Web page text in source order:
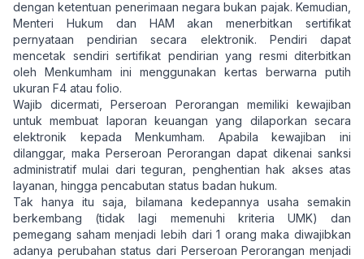
dengan ketentuan penerimaan negara bukan pajak. Kemudian,
Menteri Hukum dan HAM akan menerbitkan sertifikat
pernyataan pendirian secara elektronik. Pendiri dapat
mencetak sendiri sertifikat pendirian yang resmi diterbitkan
oleh Menkumham ini menggunakan kertas berwarna putih
ukuran F4 atau folio.
Wajib dicermati, Perseroan Perorangan memiliki kewajiban
untuk membuat laporan keuangan yang dilaporkan secara
elektronik kepada Menkumham. Apabila kewajiban ini
dilanggar, maka Perseroan Perorangan dapat dikenai sanksi
administratif mulai dari teguran, penghentian hak akses atas
layanan, hingga pencabutan status badan hukum.
Tak hanya itu saja, bilamana kedepannya usaha semakin
berkembang (tidak lagi memenuhi kriteria UMK) dan
pemegang saham menjadi lebih dari 1 orang maka diwajibkan
adanya perubahan status dari Perseroan Perorangan menjadi